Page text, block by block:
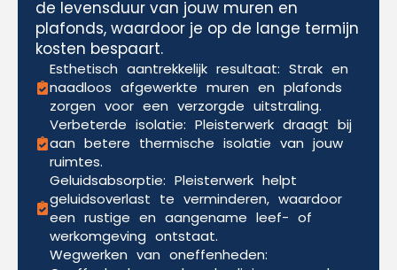
de levensduur van jouw muren en
plafonds, waardoor je op de lange termijn
kosten bespaart.
Esthetisch aantrekkelijk resultaat: Strak en
naadloos afgewerkte muren en plafonds
zorgen voor een verzorgde uitstraling.
Verbeterde isolatie: Pleisterwerk draagt bij
aan betere thermische isolatie van jouw
ruimtes.
Geluidsabsorptie: Pleisterwerk helpt
geluidsoverlast te verminderen, waardoor
een rustige en aangename leef- of
werkomgeving ontstaat.
Wegwerken van oneffenheden: